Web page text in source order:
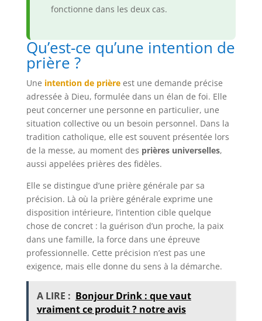
fonctionne dans les deux cas.
Qu’est-ce qu’une intention de
prière ?
Une intention de prièreest une demande précise
adressée à Dieu, formulée dans un élan de foi. Elle
peut concerner une personne en particulier, une
situation collective ou un besoin personnel. Dans la
tradition catholique, elle est souvent présentée lors
de la messe, au moment des prières universelles,
aussi appelées prières des fidèles.
Elle se distingue d’une prière générale par sa
précision. Là où la prière générale exprime une
disposition intérieure, l’intention cible quelque
chose de concret : la guérison d’un proche, la paix
dans une famille, la force dans une épreuve
professionnelle. Cette précision n’est pas une
exigence, mais elle donne du sens à la démarche.
A LIRE : Bonjour Drink : que vaut
vraiment ce produit ? notre avis